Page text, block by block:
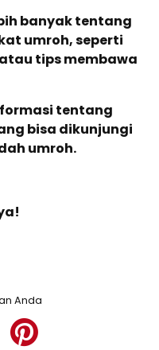
banyak tentang
umroh, seperti
tips membawa
tentang
bisa dikunjungi
umroh.
Anda